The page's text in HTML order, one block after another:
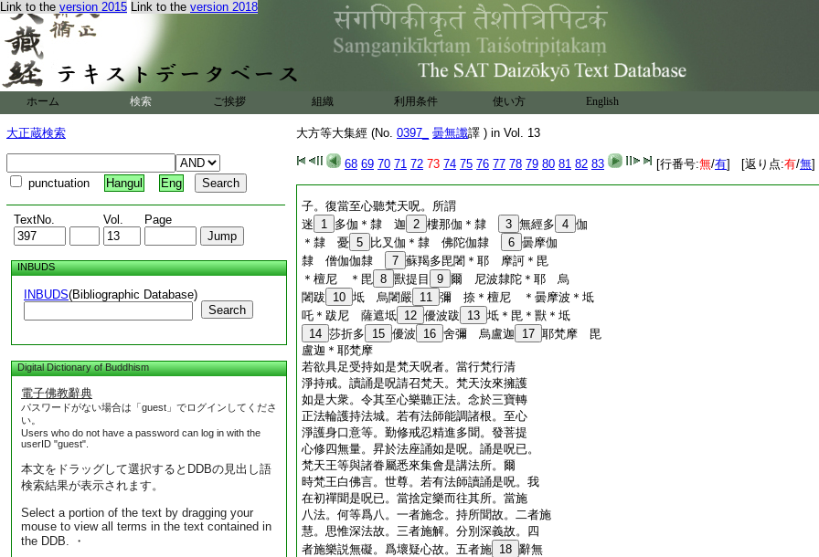
Link to the version 2015 Link to the version 2018
ホーム 検索 ご挨拶 組織 利用条件 使い方 English
大正蔵検索
punctuation Hangul Eng
TextNo. Vol. Page
INBUDS
INBUDS(Bibliographic Database)
Search
Digital Dictionary of Buddhism
電子佛教辭典
パスワードがない場合は「guest」でログインしてくださ
い。
Users who do not have a password can log in with the
userID "guest".
本文をドラッグして選択するとDDBの見出し語
検索結果が表示されます。
Select a portion of the text by dragging your
mouse to view all terms in the text contained in
the DDB. ・
大方等大集經 (No. 0397_ 曇無讖譯 ) in Vol. 13
68 69 70 71 72 73 74 75 76 77 78 79 80 81 82 83 [行番号:無/有] [返り点:有/無]
疾苦想。於如來所生善友想。於正法中生
常恒想。若能如是説正法時。其處四邊各一
由旬魔不能到。時魔波旬白佛言。世尊。若佛
弟子有能讀誦如是神呪。其身清淨我當擁
隨有國土城邑村落説是法處。我當化身親
往聽受。佛言。善哉善哉。波旬。汝若能得如
是心者則壞魔業。亦當獲得如是等法。善男
子。復當至心聽梵天呪。所謂
迷
1 多伽＊隸 迦 2 樓那伽＊隸 3 無經多 4 伽
＊隸 憂 5 比叉伽＊隸 佛陀伽隸 6 曇摩伽
隸 僧伽伽隸
7 蘇羯多毘闍＊耶 摩訶＊毘
＊檀尼 ＊毘 8 獸提目 9 爾 尼波隸陀＊耶 烏
闍跋
10 坻 烏闍嚴 11 彌 捺＊檀尼 ＊曇摩波＊坻
吒＊跋尼 薩遮坻 12 優波跋 13 坻＊毘＊獸＊坻
14 莎折多 15 優波 16 舍彌 烏盧迦 17 耶梵摩 毘
盧迦＊耶梵摩
若欲具足受持如是梵天呪者。當行梵行清
淨持戒。讀誦是呪請召梵天。梵天汝來擁護
如是大衆。令其至心樂聽正法。念於三寶轉
正法輪護持法城。若有法師能調諸根。至心
淨護身口意等。勤修戒忍精進多聞。發菩提
心修四無量。昇於法座誦如是呪。誦是呪已。
梵天王等與諸眷屬悉來集會是講法所。爾
時梵王白佛言。世尊。若有法師讀誦是呪。我
在初禪聞是呪已。當捨定樂而往其所。當施
八法。何等爲八。一者施念。持所聞故。二者施
慧。思惟深法故。三者施解。分別深義故。四
者施樂説無礙。爲壞疑心故。五者施 18 辭無